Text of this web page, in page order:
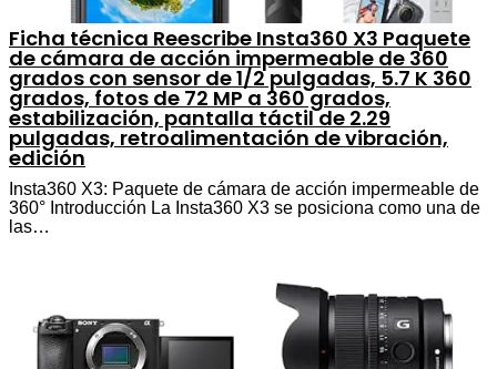
Ficha técnica Reescribe Insta360 X3 Paquete
de cámara de acción impermeable de 360
grados con sensor de 1/2 pulgadas, 5.7 K 360
grados, fotos de 72 MP a 360 grados,
estabilización, pantalla táctil de 2.29
pulgadas, retroalimentación de vibración,
edición
Insta360 X3: Paquete de cámara de acción impermeable de
360° Introducción La Insta360 X3 se posiciona como una de
las…